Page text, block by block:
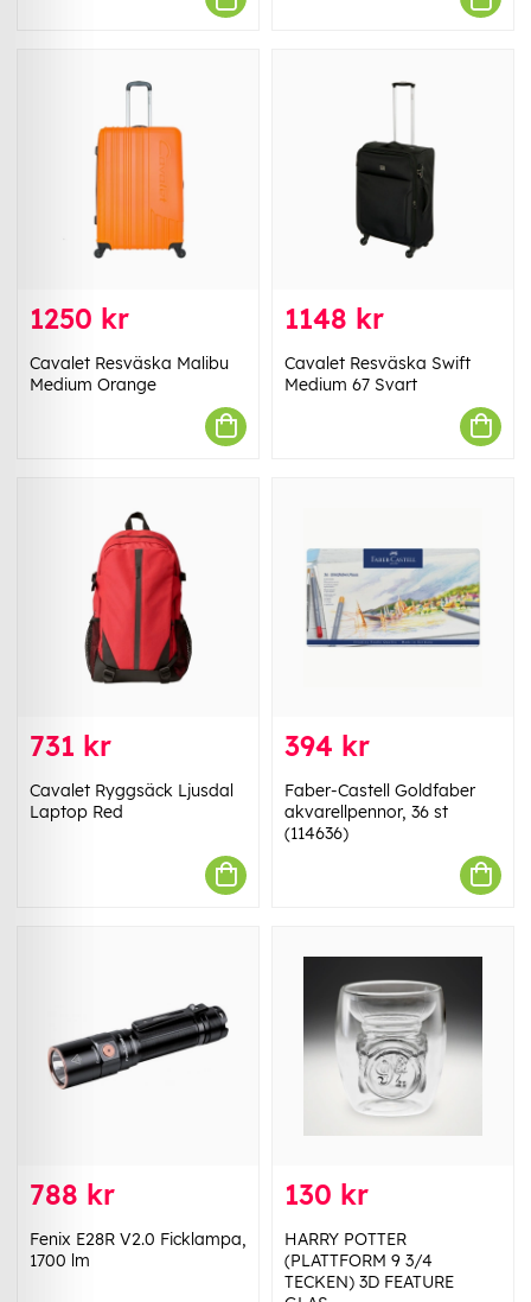
1250 kr
Cavalet Resväska Malibu
Medium Orange
1148 kr
Cavalet Resväska Swift
Medium 67 Svart
731 kr
Cavalet Ryggsäck Ljusdal
Laptop Red
394 kr
Faber-Castell Goldfaber
akvarellpennor, 36 st
(114636)
788 kr
Fenix E28R V2.0 Ficklampa,
1700 lm
130 kr
HARRY POTTER
(PLATTFORM 9 3/4
TECKEN) 3D FEATURE